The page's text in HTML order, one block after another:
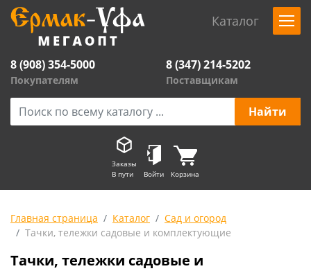
Каталог
8 (908) 354-5000
Покупателям
8 (347) 214-5202
Поставщикам
Заказы
В пути
Войти Корзина
Главная страница Каталог
Сад и огород
Тачки, тележки садовые и комплектующие
Тачки, тележки садовые и